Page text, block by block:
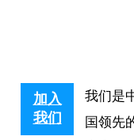
加入
我们
我们是
国领先